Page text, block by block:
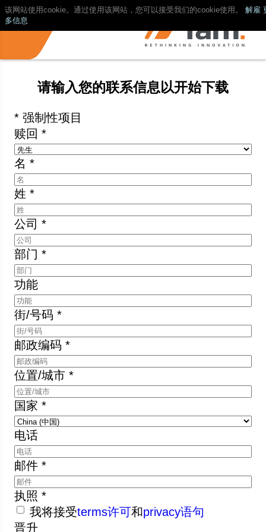
该网站使用cookie。通过使用该网站，您可以接受我们的cookie使用。 解雇
多信息
请输入您的联系信息以开始下载
* 强制性项目
赎回 *
名 *
姓 *
公司 *
部门 *
功能
街/号码 *
邮政编码 *
位置/城市 *
国家 *
电话
邮件 *
执照 *
我将接受terms许可和privacy语句
晋升